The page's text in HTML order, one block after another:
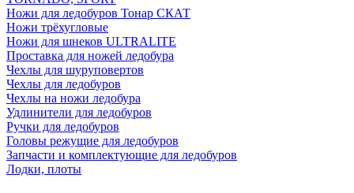
Ножи для ледобуров Тонар СКАТ
Ножи трёхугловые
Ножи для шнеков ULTRALITE
Проставка для ножей ледобура
Чехлы для шуруповертов
Чехлы для ледобуров
Чехлы на ножи ледобура
Удлинители для ледобуров
Ручки для ледобуров
Головы режущие для ледобуров
Запчасти и комплектующие для ледобуров
Лодки, плоты